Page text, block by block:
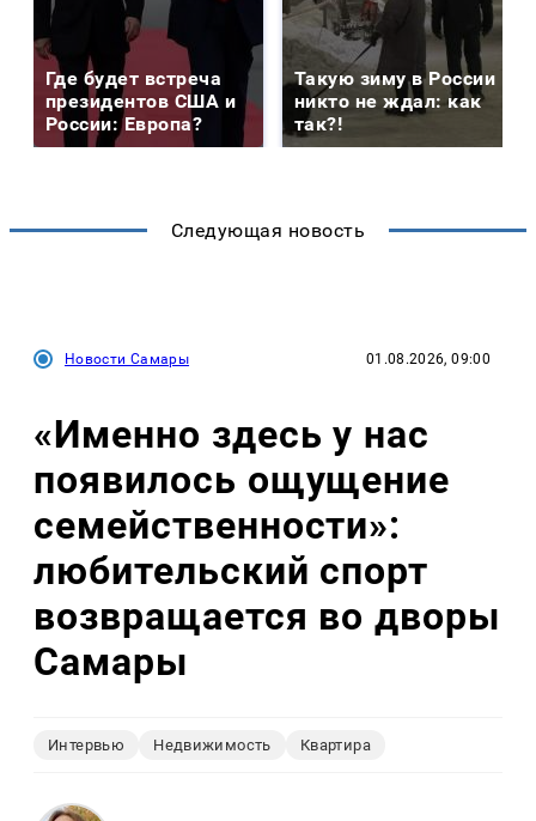
Где будет встреча
президентов США и
России: Европа?
Такую зиму в России
никто не ждал: как
так?!
Следующая новость
Новости Самары 01.08.2026, 09:00
«Именно здесь у нас
появилось ощущение
семейственности»:
любительский спорт
возвращается во дворы
Самары
Интервью Недвижимость Квартира